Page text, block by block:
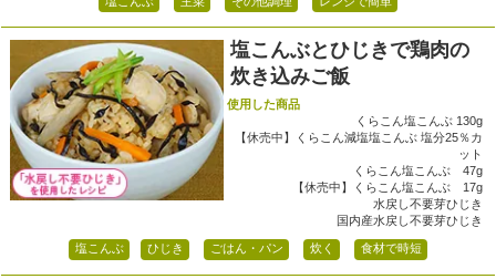
塩こんぶとひじきで鶏肉の
炊き込みご飯
使用した商品
くらこん塩こんぶ 130g
【休売中】くらこん減塩塩こんぶ 塩分25％カ
ット
くらこん塩こんぶ 47g
【休売中】くらこん塩こんぶ 17g
水戻し不要芽ひじき
国内産水戻し不要芽ひじき
塩こんぶ ひじき ごはん・パン 炊く 食材で時短